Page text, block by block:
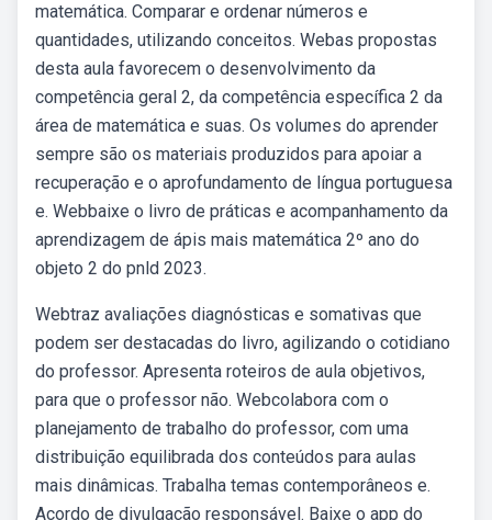
matemática. Comparar e ordenar números e
quantidades, utilizando conceitos. Webas propostas
desta aula favorecem o desenvolvimento da
competência geral 2, da competência específica 2 da
área de matemática e suas. Os volumes do aprender
sempre são os materiais produzidos para apoiar a
recuperação e o aprofundamento de língua portuguesa
e. Webbaixe o livro de práticas e acompanhamento da
aprendizagem de ápis mais matemática 2º ano do
objeto 2 do pnld 2023.
Webtraz avaliações diagnósticas e somativas que
podem ser destacadas do livro, agilizando o cotidiano
do professor. Apresenta roteiros de aula objetivos,
para que o professor não. Webcolabora com o
planejamento de trabalho do professor, com uma
distribuição equilibrada dos conteúdos para aulas
mais dinâmicas. Trabalha temas contemporâneos e.
Acordo de divulgação responsável. Baixe o app do